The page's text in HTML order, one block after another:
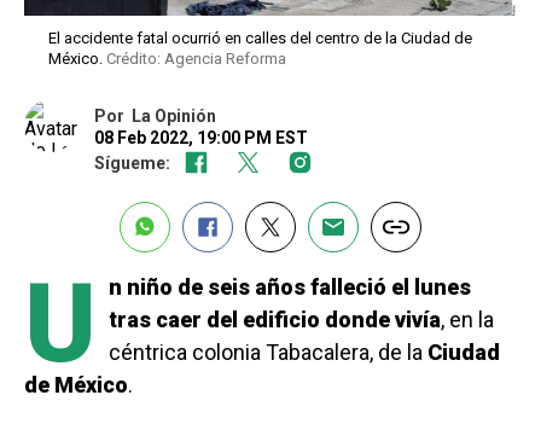
El accidente fatal ocurrió en calles del centro de la Ciudad de
México. Crédito: Agencia Reforma
Por
La Opinión
08 Feb 2022, 19:00 PM EST
Sígueme:
U
n niño de seis años falleció el lunes
tras caer del edificio donde vivía, en la
céntrica colonia Tabacalera, de la Ciudad
de México.